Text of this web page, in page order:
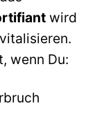
wird
wenn Du: